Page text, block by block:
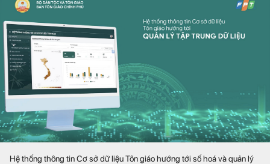
Hệ thống thông tin Cơ sở dữ liệu Tôn giáo hướng tới số hoá và quản lý